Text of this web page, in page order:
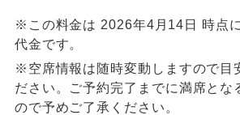
※この料金は 2026年4月14日 時点
代金です。
※空席情報は随時変動しますので目
ださい。ご予約完了までに満席とな
ので予めご了承ください。